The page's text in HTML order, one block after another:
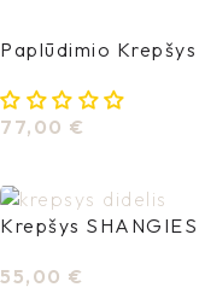
Paplūdimio
77,00 €
Krepšys
55,00 €